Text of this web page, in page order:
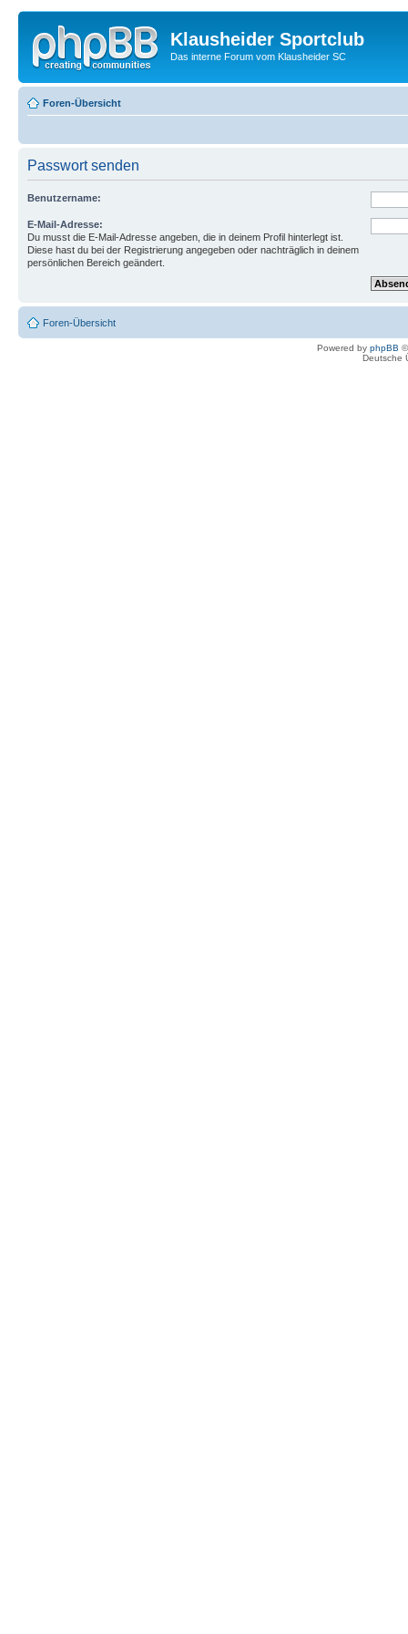
Klausheider Sportclub
Das interne Forum vom Klausheider SC
Foren-Übersicht
Passwort senden
Benutzername:
E-Mail-Adresse:
Du musst die E-Mail-Adresse angeben, die in deinem Profil hinterlegt ist.
Diese hast du bei der Registrierung angegeben oder nachträglich in deinem
persönlichen Bereich geändert.
Foren-Übersicht
Powered by phpBB
Deutsche